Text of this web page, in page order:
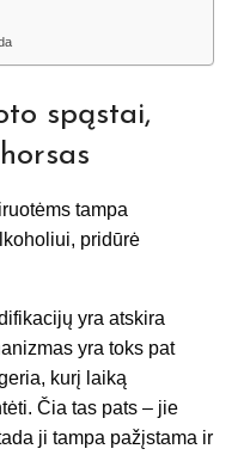
spąstai,
tampa
pridūrė
yra atskira
yra toks pat
kurį laiką
Čia tas pats – jie
ji tampa pažįstama ir